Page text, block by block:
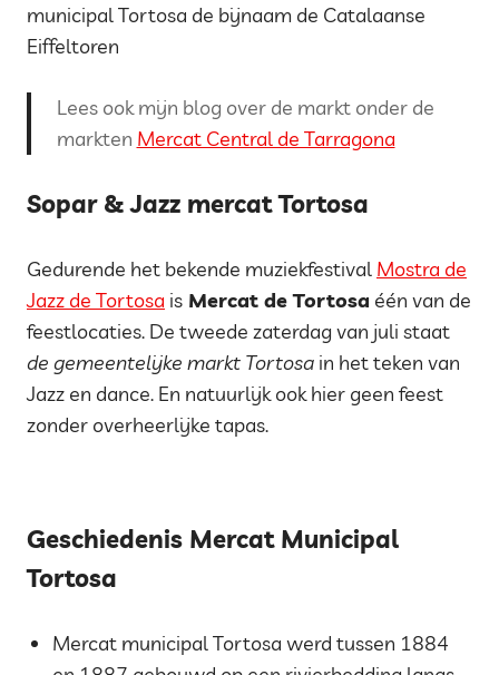
municipal Tortosa de bijnaam de Catalaanse
Eiffeltoren
Lees ook mijn blog over de markt onder de
markten Mercat Central de Tarragona
Sopar & Jazz mercat Tortosa
Gedurende het bekende muziekfestival Mostra de
Jazz de Tortosa is Mercat de Tortosa één van de
feestlocaties. De tweede zaterdag van juli staat
de gemeentelijke markt Tortosa in het teken van
Jazz en dance. En natuurlijk ook hier geen feest
zonder overheerlijke tapas.
Geschiedenis Mercat Municipal
Tortosa
Mercat municipal Tortosa werd tussen 1884